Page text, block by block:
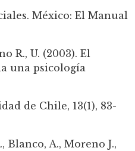
México: El Manual
R., U. (2003). El
una psicología
de Chile, 13(1), 83-
Blanco, A., Moreno J.,